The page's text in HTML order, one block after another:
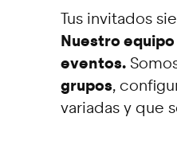
Tus invitados
Nuestro
eventos.
grupos,
variadas y que